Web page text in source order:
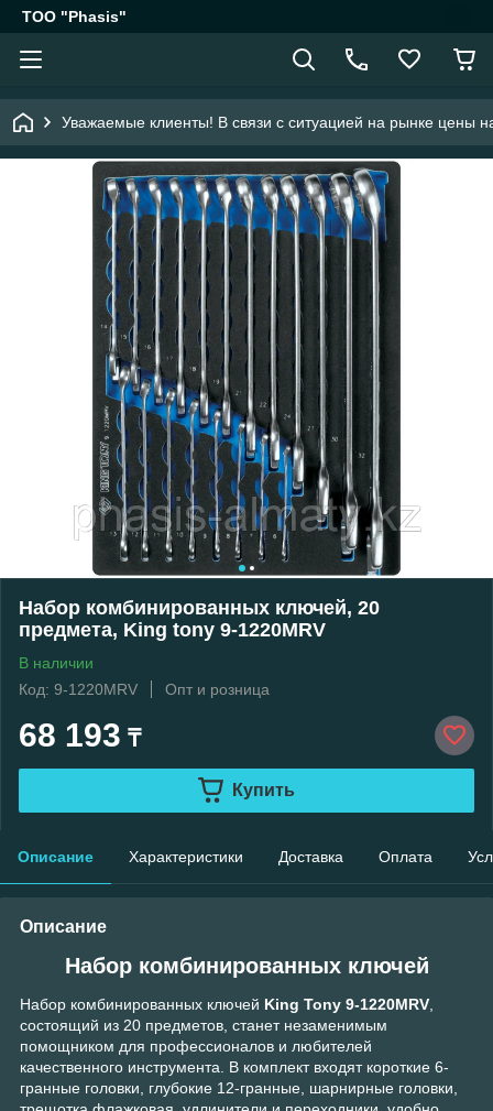
ТОО "Phasis"
Уважаемые клиенты! В связи с ситуацией на рынке цены
Набор комбинированных ключей, 20
предмета, King tony 9-1220MRV
В наличии
Код: 9-1220MRV
Опт и розница
68 193 ₸
Купить
Описание Характеристики Доставка Оплата
Описание
Набор комбинированных ключей
Набор комбинированных ключей King Tony 9-1220MRV,
состоящий из 20 предметов, станет незаменимым
помощником для профессионалов и любителей
качественного инструмента. В комплект входят короткие 6-
гранные головки, глубокие 12-гранные, шарнирные головки,